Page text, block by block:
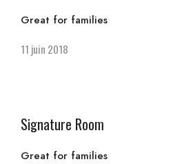
Great for families
11 juin 2018
Signature Room
Great for families